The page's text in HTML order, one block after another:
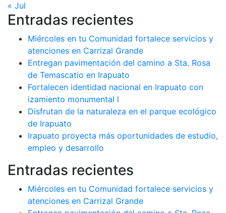
« Jul
Entradas recientes
Miércoles en tu Comunidad fortalece servicios y
atenciones en Carrizal Grande
Entregan pavimentación del camino a Sta. Rosa
de Temascatio en Irapuato
Fortalecen identidad nacional en Irapuato con
izamiento monumental l
Disfrutan de la naturaleza en el parque ecológico
de Irapuato
Irapuato proyecta más oportunidades de estudio,
empleo y desarrollo
Entradas recientes
Miércoles en tu Comunidad fortalece servicios y
atenciones en Carrizal Grande